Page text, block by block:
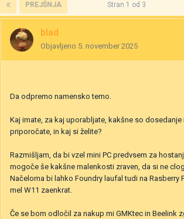
PREJŠNJA Stran 1 od 3
blad
Objavljeno 5. november 2025
Da odpremo namensko temo.
Kaj imate, za kaj uporabljate, kakšne so dosedanje
priporočate, in kaj si želite?
Razmišljam, da bi vzel mini PC predvsem za
mogoče še kakšne malenkosti zraven, da si ne
Načeloma bi lahko Foundry laufal tudi na Rasberry
mel W11 zaenkrat.
Če se bom odločil za nakup mi GMKtec in Beelink